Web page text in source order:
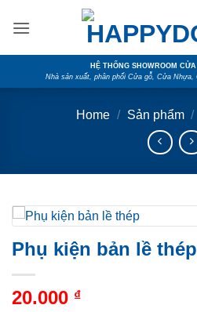
HỆ THỐNG SHOWROOM
Nhà sản xuất, phân phối Cửa gỗ, Cửa
Home / Sản phẩm /
Phụ kiện bản lề thép
20.000 ₫